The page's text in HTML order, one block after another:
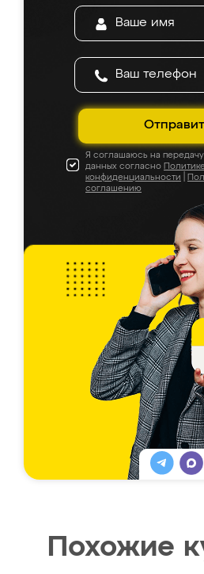
Я соглашаюсь на
данных согласно Политике
конфиденциальности
соглашению
Похожие